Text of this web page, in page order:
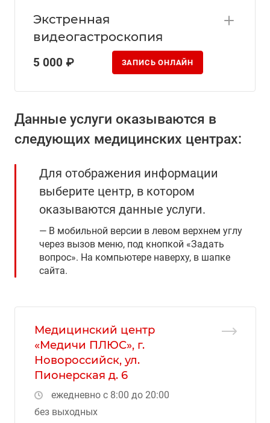
Экстренная
видеогастроскопия
5 000 ₽ ЗАПИСЬ ОНЛАЙН
Данные услуги оказываются в
следующих медицинских центрах:
Для отображения информации
выберите центр, в котором
оказываются данные услуги.
В мобильной версии в левом верхнем углу
через вызов меню, под кнопкой «Задать
вопрос». На компьютере наверху, в шапке
сайта.
Медицинский центр
«Медичи ПЛЮС», г.
Новороссийск, ул.
Пионерская д. 6
ежедневно с 8:00 до 20:00
без выходных